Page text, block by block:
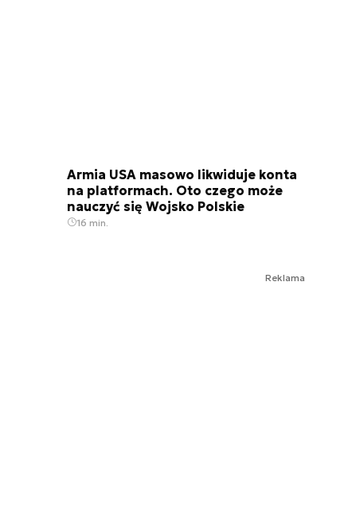
Armia USA masowo likwiduje konta
na platformach. Oto czego może
nauczyć się Wojsko Polskie
16 min.
Reklama